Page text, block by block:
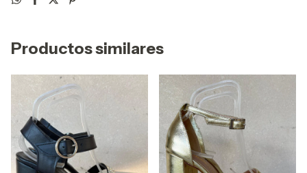
Productos similares